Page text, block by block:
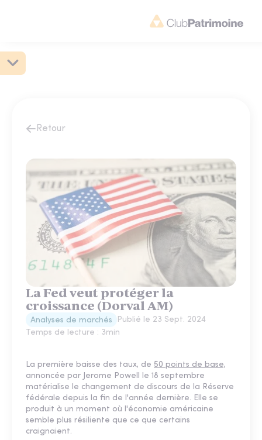
Retour
La Fed veut protéger la
croissance (Dorval AM)
Analyses de marchés Publié le 23 Sept. 2024
Temps de lecture : 3min
La première baisse des taux, de 50 points de base,
annoncée par Jerome Powell le 18 septembre
matérialise le changement de discours de la Réserve
fédérale depuis la fin de l'année dernière. Elle se
produit à un moment où l'économie américaine
semble plus résiliente que ce que certains
craignaient.